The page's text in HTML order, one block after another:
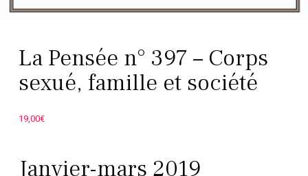
La Pensée n° 397 – Corps
sexué, famille et société
19,00€
Janvier-mars 2019